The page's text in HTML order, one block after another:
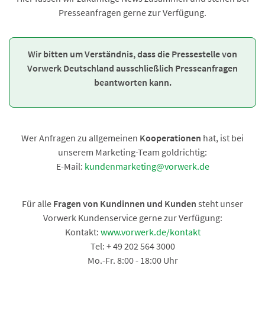
Presseanfragen gerne zur Verfügung.
Wir bitten um Verständnis, dass die Pressestelle von
Vorwerk Deutschland ausschließlich Presseanfragen
beantworten kann.
Wer Anfragen zu allgemeinen Kooperationen hat, ist bei
unserem Marketing-Team goldrichtig:
E-Mail: kundenmarketing@vorwerk.de
Für alle Fragen von Kundinnen und Kunden steht unser
Vorwerk Kundenservice gerne zur Verfügung:
Kontakt: www.vorwerk.de/kontakt
Tel: + 49 202 564 3000
Mo.-Fr. 8:00 - 18:00 Uhr